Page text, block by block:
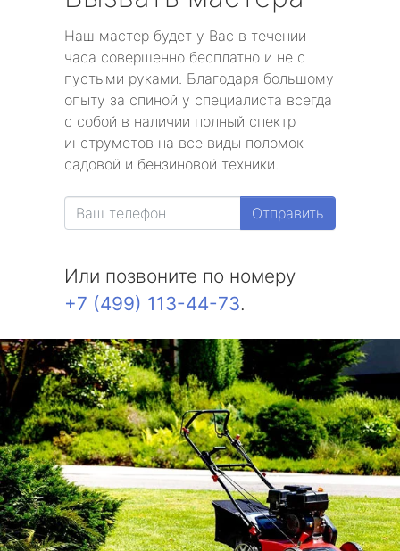
Наш мастер будет у Вас в течении
часа совершенно бесплатно и не с
пустыми руками. Благодаря большому
опыту за спиной у специалиста всегда
с собой в наличии полный спектр
инструметов на все виды поломок
садовой и бензиновой техники.
Отправить
Или позвоните по номеру
+7 (499) 113-44-73.